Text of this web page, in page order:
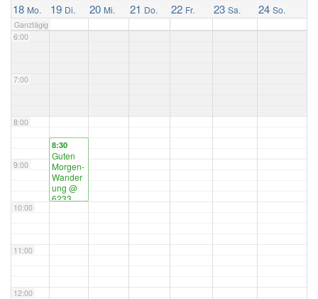
18 Mo. 19 Di. 20 Mi. 21 Do. 22 Fr. 23 Sa. 24 So.
Ganztägig
6:00
7:00
8:00
9:00
10:00
11:00
12:00
8:30
Guten
Morgen-
Wander
ung @
6233